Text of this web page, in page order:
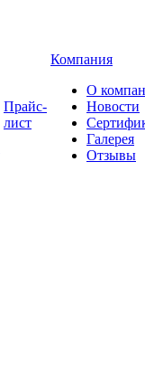
Прайс-
лист
Компания
О
Новости
Галерея
Отзывы